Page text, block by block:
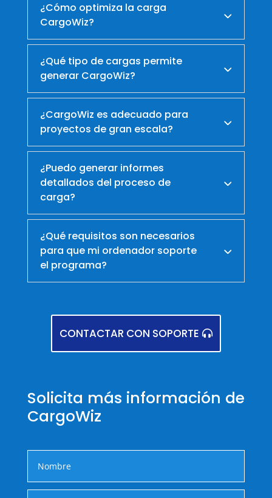
¿Cómo optimiza la carga
CargoWiz?
¿Qué tipo de cargas permite
generar CargoWiz?
¿CargoWiz es adecuado para
proyectos de gran escala?
¿Puedo generar informes
detallados del proceso de
carga?
¿Qué requisitos son necesarios
para que mi ordenador soporte
el programa?
CONTACTAR CON SOPORTE
Solicita más información de
CargoWiz